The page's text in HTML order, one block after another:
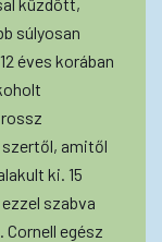
küzdött,
súlyosan
éves korában
szertől, amitől
ki. 15
szabva
egész